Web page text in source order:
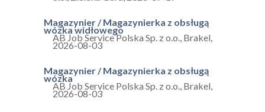
Magazynier / Magazynierka z obsługą
wózka widłowego
AB Job Service Polska Sp. z o.o. Brakel
2026-08-03
Magazynier / Magazynierka z obsługą
wózka
AB Job Service Polska Sp. z o.o. Brakel
2026-08-03